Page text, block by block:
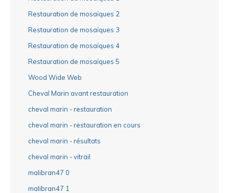
Restauration de mosaïques 2
Restauration de mosaïques 3
Restauration de mosaïques 4
Restauration de mosaïques 5
Wood Wide Web
Cheval Marin avant restauration
cheval marin - restauration
cheval marin - restauration en cours
cheval marin - résultats
cheval marin - vitrail
malibran47 0
malibran47 1